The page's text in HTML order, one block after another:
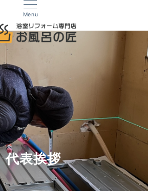
Menu
代表挨拶